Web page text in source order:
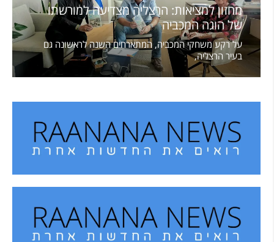
מחזון למציאות: הרצליה מצדיעה למורשתו
של הוגה המכביה
על רקע משחקי המכביה, המתארחים השנה לראשונה גם
בעיר הרצליה,